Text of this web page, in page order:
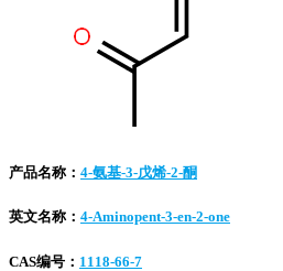
产品名称： 4-氨基-3-戊烯-2-酮
英文名称： 4-Aminopent-3-en-2-one
CAS编号： 1118-66-7